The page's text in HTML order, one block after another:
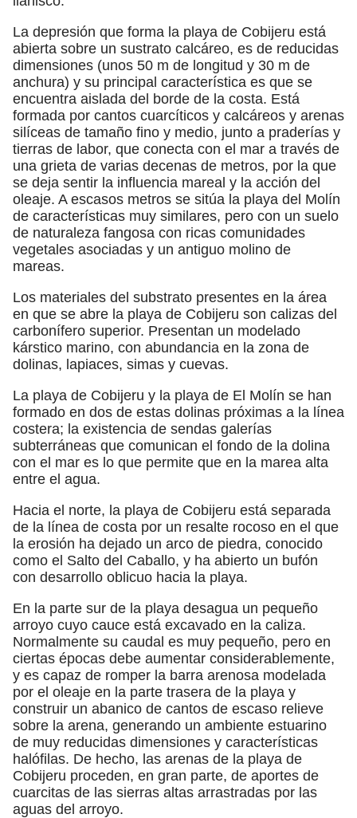
La depresión que forma la playa de Cobijeru está
abierta sobre un sustrato calcáreo, es de reducidas
dimensiones (unos 50 m de longitud y 30 m de
anchura) y su principal característica es que se
encuentra aislada del borde de la costa. Está
formada por cantos cuarcíticos y calcáreos y arenas
silíceas de tamaño fino y medio, junto a praderías y
tierras de labor, que conecta con el mar a través de
una grieta de varias decenas de metros, por la que
se deja sentir la influencia mareal y la acción del
oleaje. A escasos metros se sitúa la playa del Molín
de características muy similares, pero con un suelo
de naturaleza fangosa con ricas comunidades
vegetales asociadas y un antiguo molino de
mareas.
Los materiales del substrato presentes en la área
en que se abre la playa de Cobijeru son calizas del
carbonífero superior. Presentan un modelado
kárstico marino, con abundancia en la zona de
dolinas, lapiaces, simas y cuevas.
La playa de Cobijeru y la playa de El Molín se han
formado en dos de estas dolinas próximas a la línea
costera; la existencia de sendas galerías
subterráneas que comunican el fondo de la dolina
con el mar es lo que permite que en la marea alta
entre el agua.
Hacia el norte, la playa de Cobijeru está separada
de la línea de costa por un resalte rocoso en el que
la erosión ha dejado un arco de piedra, conocido
como el Salto del Caballo, y ha abierto un bufón
con desarrollo oblicuo hacia la playa.
En la parte sur de la playa desagua un pequeño
arroyo cuyo cauce está excavado en la caliza.
Normalmente su caudal es muy pequeño, pero en
ciertas épocas debe aumentar considerablemente,
y es capaz de romper la barra arenosa modelada
por el oleaje en la parte trasera de la playa y
construir un abanico de cantos de escaso relieve
sobre la arena, generando un ambiente estuarino
de muy reducidas dimensiones y características
halófilas. De hecho, las arenas de la playa de
Cobijeru proceden, en gran parte, de aportes de
cuarcitas de las sierras altas arrastradas por las
aguas del arroyo.